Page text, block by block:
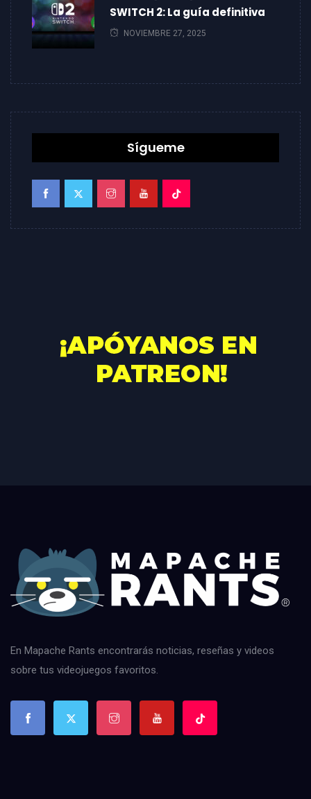
SWITCH 2: La guía definitiva
NOVIEMBRE 27, 2025
Sígueme
En Mapache Rants encontrarás noticias, reseñas y videos
sobre tus videojuegos favoritos.